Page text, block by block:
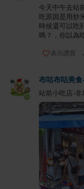
今天中午去站
吃原因是用炒
時候還可以吃
嗎？，你以為
表示讚賞
布咕布咕美
站前小吃店-